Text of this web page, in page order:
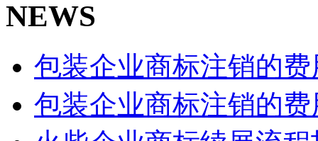
NEWS
包装企业商标注销的
包装企业商标注销的